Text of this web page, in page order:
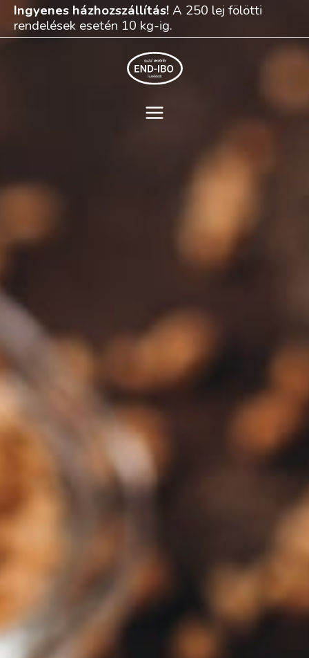
Skip
content
Ingyenes házhozszállítás!A 250 lej fölötti
rendelések esetén 10 kg-ig.